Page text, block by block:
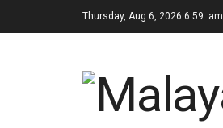
Thursday, Aug 6, 2026 6:59: am